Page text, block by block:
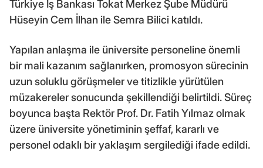
Türkiye İş Bankası Tokat Merkez Şube Müdürü
Hüseyin Cem İlhan ile Semra Bilici katıldı.
Yapılan anlaşma ile üniversite personeline önemli
bir mali kazanım sağlanırken, promosyon sürecinin
uzun soluklu görüşmeler ve titizlikle yürütülen
müzakereler sonucunda şekillendiği belirtildi. Süreç
boyunca başta Rektör Prof. Dr. Fatih Yılmaz olmak
üzere üniversite yönetiminin şeffaf, kararlı ve
personel odaklı bir yaklaşım sergilediği ifade edildi.